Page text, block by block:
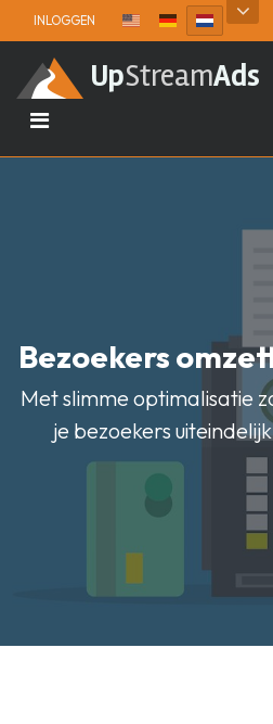
Skip to content
INLOGGEN
UpStreamAds
Bezoekers
Met slimme optimalisatie
je bezoekers